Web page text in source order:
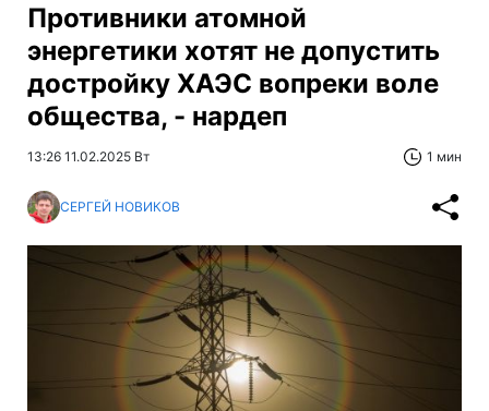
Противники атомной
энергетики хотят не допустить
достройку ХАЭС вопреки воле
общества, - нардеп
13:26 11.02.2025 Вт 1 мин
СЕРГЕЙ НОВИКОВ